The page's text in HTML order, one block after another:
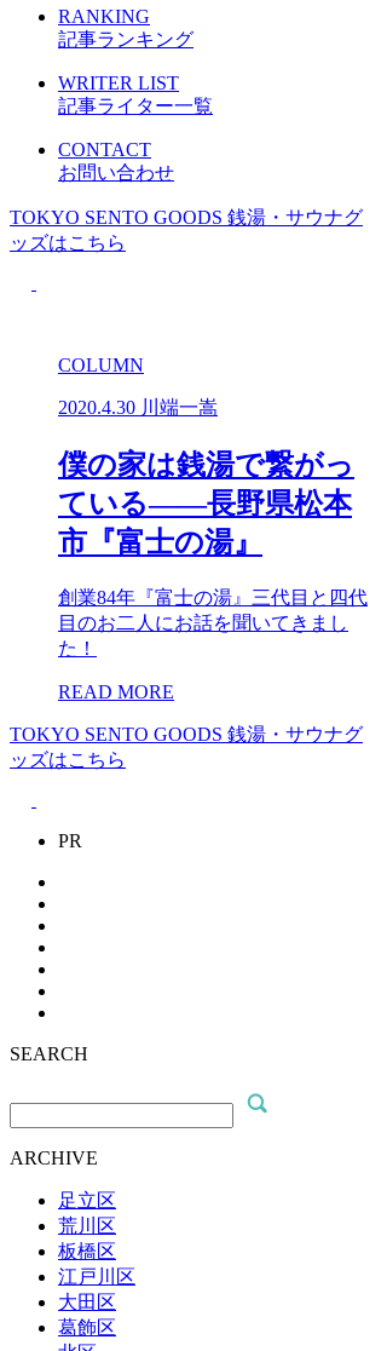
RANKING
記事ランキング
WRITER LIST
記事ライター一覧
CONTACT
お問い合わせ
TOKYO SENTO GOODS 銭湯・サウナグ
ッズはこちら
COLUMN
2020.4.30 川端一嵩
僕の家は銭湯で繋がっ
ている――長野県松本
市『富士の湯』
創業84年『富士の湯』三代目と四代
目のお二人にお話を聞いてきまし
た！
READ MORE
TOKYO SENTO GOODS 銭湯・サウナグ
ッズはこちら
PR
SEARCH
ARCHIVE
足立区
荒川区
板橋区
江戸川区
大田区
葛飾区